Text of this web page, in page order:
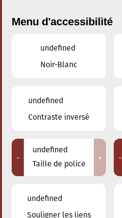
Concerts
Adresse
Menu d'accessibilité
undefined
Noir-Blanc
undefined
Contraste inversé
-
undefined
Taille de police
+ -
undefined
Souligner les liens